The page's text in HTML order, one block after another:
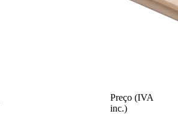
Preço (IVA
inc.)